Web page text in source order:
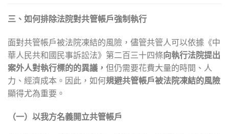
三、如何排除法院對共管帳戶強制執行
面對共管帳戶被法院凍結的風險，儘管共管人可以依據《中
華人民共和國民事訴訟法》第二百三十四條向執行法院提出
案外人對執行標的的異議， 但仍需要花費大量的時間、人
力、經濟成本。因此，如何規避共管帳戶被法院凍結的風險
顯得尤為重要。
（一）以我方名義開立共管帳戶